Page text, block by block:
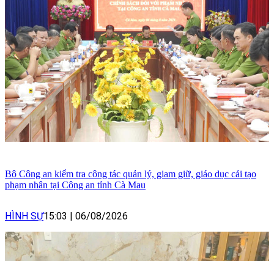
Bộ Công an kiểm tra công tác quản lý, giam giữ, giáo dục cải tạo
phạm nhân tại Công an tỉnh Cà Mau
HÌNH SỰ15:03 | 06/08/2026